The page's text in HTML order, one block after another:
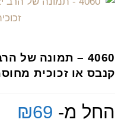
4060 – תמונה
קנבס או זכוכית
החל מ- ₪69